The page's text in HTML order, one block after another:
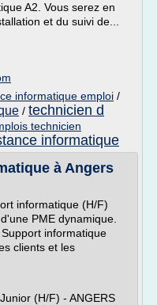
A2. Vous serez en
et du suivi de...
informatique emploi /
/ technicien d
technicien
informatique
à Angers
informatique (H/F)
PME dynamique.
informatique
clients et les
(H/F) - ANGERS